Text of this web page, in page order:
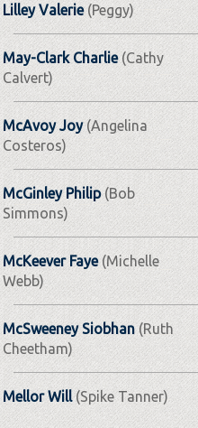
Lilley Valerie(Peggy)
May-Clark Charlie(Cathy
Calvert)
McAvoy Joy(Angelina
Costeros)
McGinley Philip(Bob
Simmons)
McKeever Faye(Michelle
Webb)
McSweeney Siobhan (Ruth
Cheetham)
Mellor Will(Spike Tanner)